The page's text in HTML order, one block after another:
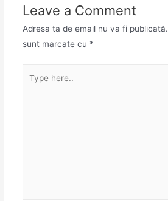
Leave a Comment
Adresa ta de email nu va fi publicată.
sunt marcate cu *
here..